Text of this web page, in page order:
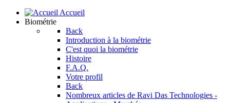
Accueil
Biométrie
Back
Introduction à la biométrie
C'est quoi la biométrie
Histoire
F.A.Q.
Votre profil
Back
Nombreux articles de Ravi Das Technologies -